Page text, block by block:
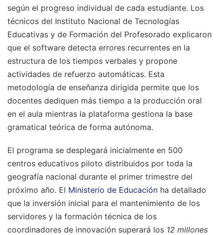
según el progreso individual de cada estudiante. Los
técnicos del Instituto Nacional de Tecnologías
Educativas y de Formación del Profesorado explicaron
que el software detecta errores recurrentes en la
estructura de los tiempos verbales y propone
actividades de refuerzo automáticas. Esta
metodología de enseñanza dirigida permite que los
docentes dediquen más tiempo a la producción oral
en el aula mientras la plataforma gestiona la base
gramatical teórica de forma autónoma.
El programa se desplegará inicialmente en 500
centros educativos piloto distribuidos por toda la
geografía nacional durante el primer trimestre del
próximo año. El Ministerio de Educación ha detallado
que la inversión inicial para el mantenimiento de los
servidores y la formación técnica de los
coordinadores de innovación superará los 12 millones